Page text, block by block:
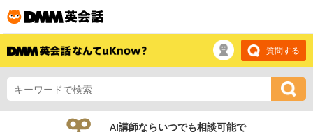
質問する
AI講師ならいつでも相談可能で